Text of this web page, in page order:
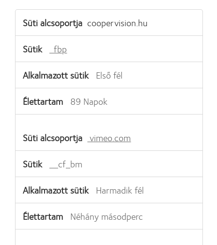
Célzó
sütik
coopervision.hu
_fbp
Első fél
89 Napok
vimeo.com
__cf_bm
Harmadik fél
Néhány másodperc